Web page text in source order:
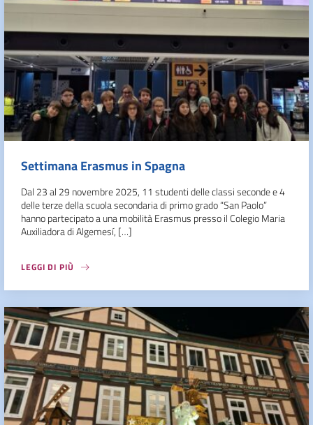
Settimana Erasmus in Spagna
Dal 23 al 29 novembre 2025, 11 studenti delle classi seconde e 4
delle terze della scuola secondaria di primo grado “San Paolo”
hanno partecipato a una mobilità Erasmus presso il Colegio Maria
Auxiliadora di Algemesí, […]
LEGGI DI PIÙ